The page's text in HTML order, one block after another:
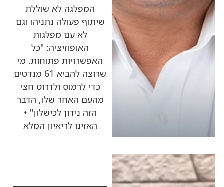
המפלגה לא שוללת
שיתוף פעולה נתניהו וגם
לא עם מפלגות
האופוזיציה: "כל
האפשרויות פתוחות. מי
שרוצה להביא 61 מנדטים
כדי לרמוס ולדרוס חצי
מהעם האחר שלו, הדבר
הזה נידון לכישלון" •
האזינו לריאיון המלא